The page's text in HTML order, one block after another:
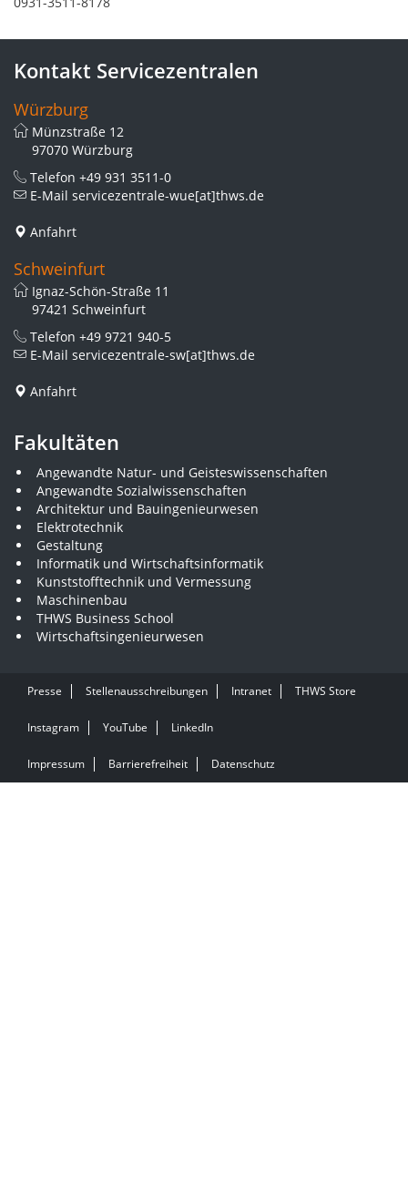
Kontakt Servicezentralen
Würzburg
Münzstraße 12
97070 Würzburg
Telefon +49 931 3511-0
E-Mail servicezentrale-wue[at]thws.de
Anfahrt
Schweinfurt
Ignaz-Schön-Straße 11
97421 Schweinfurt
Telefon +49 9721 940-5
E-Mail servicezentrale-sw[at]thws.de
Anfahrt
Fakultäten
Angewandte Natur- und Geisteswissenschaften
Angewandte Sozialwissenschaften
Architektur und Bauingenieurwesen
Elektrotechnik
Gestaltung
Informatik und Wirtschaftsinformatik
Kunststofftechnik und Vermessung
Maschinenbau
THWS Business School
Wirtschaftsingenieurwesen
Presse Stellenausschreibungen Intranet THWS Store
Instagram YouTube LinkedIn
Impressum Barrierefreiheit Datenschutz